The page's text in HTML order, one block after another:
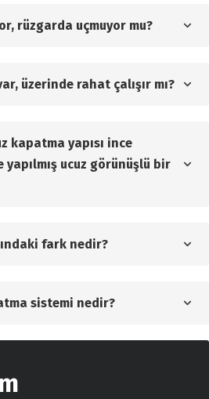
rüzgarda uçmuyor mu?
üzerinde rahat çalışır mı?
kapatma yapısı ince
ucuz görünüşlü bir
fark nedir?
sistemi nedir?